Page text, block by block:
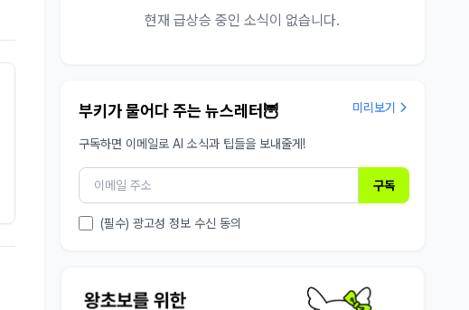
현재 급상승 중인 소식이 없습니다.
부키가 물어다 주는 뉴스레터🦉 미리보기
구독하면 이메일로 AI 소식과 팁들을 보내줄게!
구독
(필수) 광고성 정보 수신 동의